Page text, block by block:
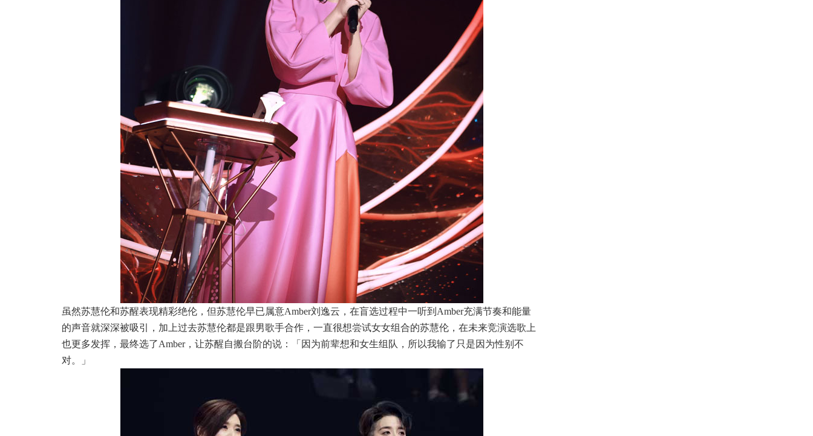
虽然苏慧伦和苏醒表现精彩绝伦，但苏慧伦早已属意Amber刘逸云，在盲选过程中一听到 Amber充满节奏和能量
的声音就深深被吸引，加上过去苏慧伦都是跟男歌手合作，一直很想尝试女女组合的苏慧伦，在未来竞演选歌上
也更多发挥，最终选了Amber，让苏醒自搬台阶的说：「因为前辈想和女生组队，所以我输了只是因为性别不
对。」